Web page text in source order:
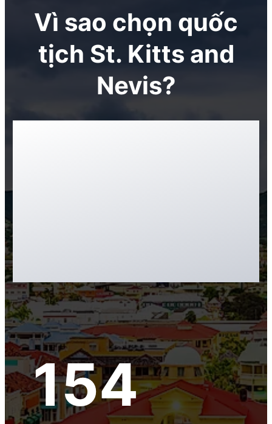
Vì sao chọn quốc
tịch St. Kitts and
Nevis?
154